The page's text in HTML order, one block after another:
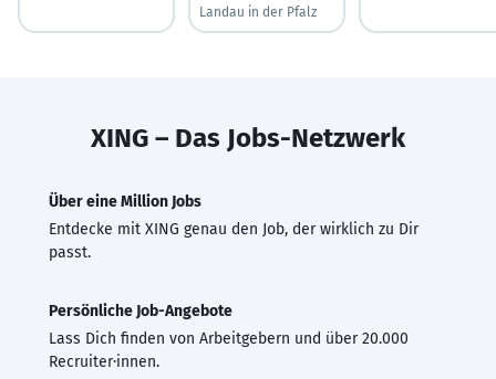
Landau in der Pfalz
XING – Das Jobs-Netzwerk
Über eine Million Jobs
Entdecke mit XING genau den Job, der wirklich zu Dir
passt.
Persönliche Job-Angebote
Lass Dich finden von Arbeitgebern und über 20.000
Recruiter·innen.